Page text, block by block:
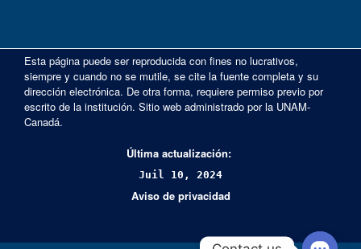
Esta página puede ser reproducida con fines no lucrativos,
siempre y cuando no se mutile, se cite la fuente completa y su
dirección electrónica. De otra forma, requiere permiso previo por
escrito de la institución. Sitio web administrado por la UNAM-
Canadá.
Última actualización:
Juil 10, 2024
Aviso de privacidad